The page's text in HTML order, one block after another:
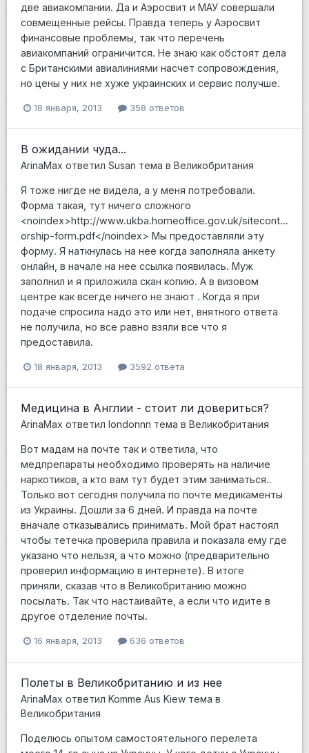
две авиакомпании. Да и Аэросвит и МАУ совершали
совмещенные рейсы. Правда теперь у Аэросвит
финансовые проблемы, так что перечень
авиакомпаний ограничится. Не знаю как обстоят дела
с Британскими авиалиниями насчет сопровождения,
но цены у них не хуже украинских и сервис получше.
18 января, 2013 358 ответов
В ожидании чуда...
ArinaMax ответил Susan тема в Великобритания
Я тоже нигде не видела, а у меня потребовали.
Форма такая, тут ничего сложного
<noindex>http://www.ukba.homeoffice.gov.uk/sitecont...
orship-form.pdf</noindex> Мы предоставляли эту
форму. Я наткнулась на нее когда заполняла анкету
онлайн, в начале на нее ссылка появилась. Муж
заполнил и я приложила скан копию. А в визовом
центре как всегде ничего не знают . Когда я при
подаче спросила надо это или нет, внятного ответа
не получила, но все равно взяли все что я
предоставила.
18 января, 2013 3592 ответа
Медицина в Англии - стоит ли довериться?
ArinaMax ответил londonnn тема в Великобритания
Вот мадам на почте так и ответила, что
медпрепараты необходимо проверять на наличие
наркотиков, а кто вам тут будет этим заниматься..
Только вот сегодня получила по почте медикаменты
из Украины. Дошли за 6 дней. И правда на почте
вначале отказывались принимать. Мой брат настоял
чтобы тетечка проверила правила и показала ему где
указано что нельзя, а что можно (предварительно
проверил информацию в интернете). В итоге
приняли, сказав что в Великобританию можно
посылать. Так что настаивайте, а если что идите в
другое отделение почты.
16 января, 2013 636 ответов
Полеты в Великобританию и из нее
ArinaMax ответил Komme Aus Kiew тема в
Великобритания
Поделюсь опытом самостоятельного перелета